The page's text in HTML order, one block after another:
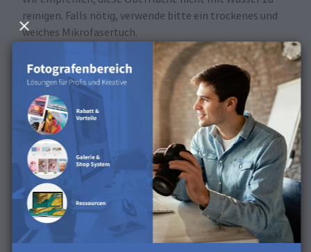
reinigen. Falls nötig, verwende bitte ein trockenes und
weiches Mikrofasertuch.
Erhältlich für die folgenden
Produkte
Diese Oberfläche ist für Fotoabzüge, Fotosticker,
Fotosets, Poster, Kalender und Portfolio Alben
erhältlich.
Entdecke die Oberfläche in
unserem Produktvideo